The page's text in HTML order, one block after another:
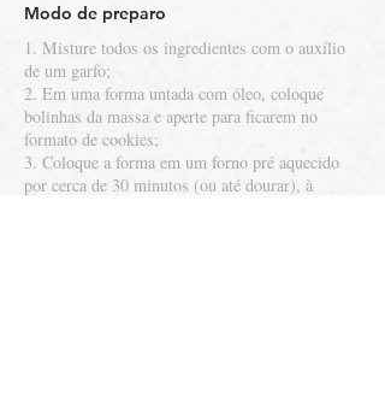
Modo de preparo
1. Misture todos os ingredientes com o auxílio
de um garfo;
2. Em uma forma untada com óleo, coloque
bolinhas da massa e aperte para ficarem no
formato de cookies;
3. Coloque a forma em um forno pré aquecido
por cerca de 30 minutos (ou até dourar), à